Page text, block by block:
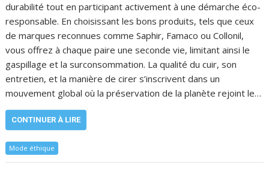
durabilité tout en participant activement à une démarche éco-
responsable. En choisissant les bons produits, tels que ceux
de marques reconnues comme Saphir, Famaco ou Collonil,
vous offrez à chaque paire une seconde vie, limitant ainsi le
gaspillage et la surconsommation. La qualité du cuir, son
entretien, et la manière de cirer s’inscrivent dans un
mouvement global où la préservation de la planète rejoint le…
CONTINUER À LIRE
Mode éthique